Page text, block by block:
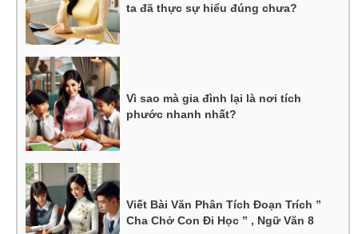
ta đã thực sự hiểu đúng chưa?
Vì sao mà gia đình lại là nơi tích
phước nhanh nhất?
Viết Bài Văn Phân Tích Đoạn Trích ”
Cha Chở Con Đi Học ” , Ngữ Văn 8